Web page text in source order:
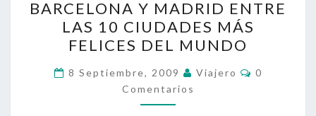
Y
MADRID
ENTRE
LAS
10
CIUDADES
BARCELONA Y MADRID ENTRE
LAS 10 CIUDADES MÁS
FELICES DEL MUNDO
8 Septiembre, 2009 Viajero
0
Comentarios